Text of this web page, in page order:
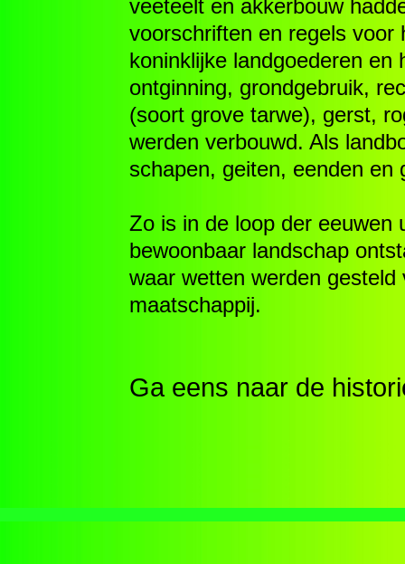
veeteelt en akkerbouw
voorschriften en regels voor
koninklijke landgoederen
ontginning, grondgebruik,
(soort grove tarwe), gerst,
werden verbouwd. Als
schapen, geiten, eenden en
Zo is in de loop der eeuwen
bewoonbaar landschap
waar wetten werden
maatschappij.
Ga eens naar de